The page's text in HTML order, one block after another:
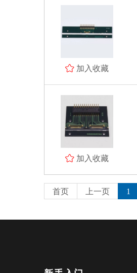
加入收藏
加入收藏
首页 上一页 1